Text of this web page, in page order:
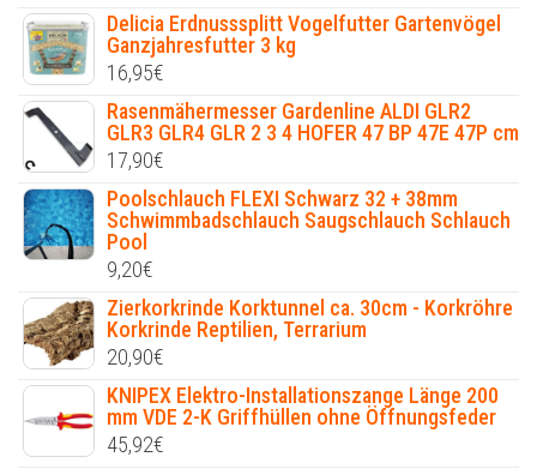
Delicia Erdnusssplitt Vogelfutter Gartenvögel
Ganzjahresfutter 3 kg
16,95€
Rasenmähermesser Gardenline ALDI GLR2
GLR3 GLR4 GLR 2 3 4 HOFER 47 BP 47E 47P cm
17,90€
Poolschlauch FLEXI Schwarz 32 + 38mm
Schwimmbadschlauch Saugschlauch Schlauch
Pool
9,20€
Zierkorkrinde Korktunnel ca. 30cm - Korkröhre
Korkrinde Reptilien, Terrarium
20,90€
KNIPEX Elektro-Installationszange Länge 200
mm VDE 2-K Griffhüllen ohne Öffnungsfeder
45,92€